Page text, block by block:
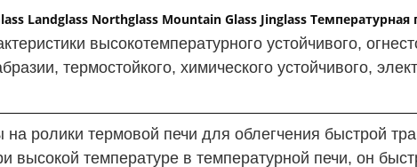
Landglass Northglass Mountain Glass Jinglass Температурная
высокотемпературного устойчивого,
термостойкого, химического устойчивого,
ролики термовой печи для облегчения быстрой
высокой температуре в температурной печи, он